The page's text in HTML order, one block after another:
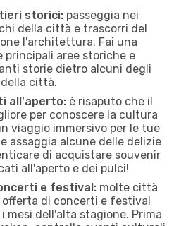
storici: passeggia nei
della città e trascorri del
l'architettura. Fai una
principali aree storiche e
storie dietro alcuni degli
città.
all'aperto: è risaputo che il
per conoscere la cultura
viaggio immersivo per le tue
assaggia alcune delle delizie
di acquistare souvenir
all'aperto e dei pulci!
e festival: molte città
offerta di concerti e festival
mesi dell'alta stagione. Prima